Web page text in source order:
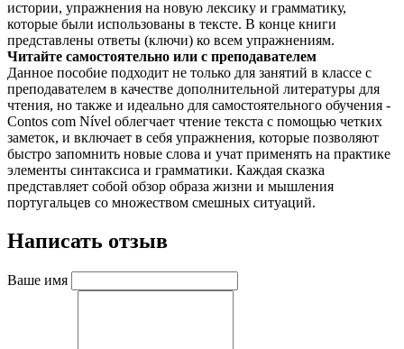
истории, упражнения на новую лексику и грамматику,
которые были использованы в тексте. В конце книги
представлены ответы (ключи) ко всем упражнениям.
Читайте самостоятельно или с преподавателем
Данное пособие подходит не только для занятий в классе с
преподавателем в качестве дополнительной литературы для
чтения, но также и идеально для самостоятельного обучения -
Contos com Nível облегчает чтение текста с помощью четких
заметок, и включает в себя упражнения, которые позволяют
быстро запомнить новые слова и учат применять на практике
элементы синтаксиса и грамматики. Каждая сказка
представляет собой обзор образа жизни и мышления
португальцев со множеством смешных ситуаций.
Написать отзыв
Ваше имя